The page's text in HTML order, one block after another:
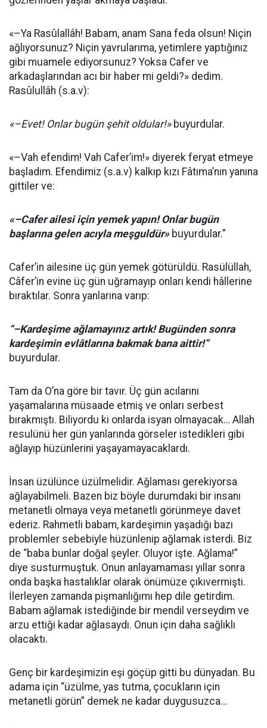
«–Ya Rasûlallâh! Babam, anam Sana feda olsun! Niçin
ağlıyorsunuz? Niçin yavrularıma, yetimlere yaptığınız
gibi muamele ediyorsunuz? Yoksa Cafer ve
arkadaşlarından acı bir haber mi geldi?» dedim.
Rasûlullâh (s.a.v):
«–Evet! Onlar bugün şehit oldular!»buyurdular.
«–Vah efendim! Vah Cafer’im!» diyerek feryat etmeye
başladım. Efendimiz (s.a.v) kalkıp kızı Fâtıma’nın yanına
gittiler ve:
«–Cafer ailesi için yemek yapın! Onlar bugün
başlarına gelen acıyla meşguldür» buyurdular.”
Cafer’in ailesine üç gün yemek götürüldü. Rasülüllah,
Câfer’in evine üç gün uğramayıp onları kendi hâllerine
bıraktılar. Sonra yanlarına varıp:
“–Kardeşime ağlamayınız artık! Bugünden sonra
kardeşimin evlâtlarına bakmak bana aittir!”
buyurdular.
Tam da O’na göre bir tavır. Üç gün acılarını
yaşamalarına müsaade etmiş ve onları serbest
bırakmıştı. Biliyordu ki onlarda isyan olmayacak… Allah
resulünü her gün yanlarında görseler istedikleri gibi
ağlayıp hüzünlerini yaşayamayacaklardı.
İnsan üzülünce üzülmelidir. Ağlaması gerekiyorsa
ağlayabilmeli. Bazen biz böyle durumdaki bir insanı
metanetli olmaya veya metanetli görünmeye davet
ederiz. Rahmetli babam, kardeşimin yaşadığı bazı
problemler sebebiyle hüzünlenip ağlamak isterdi. Biz
de “baba bunlar doğal şeyler. Oluyor işte. Ağlama!”
diye susturmuştuk. Onun anlayamaması yıllar sonra
onda başka hastalıklar olarak önümüze çıkıvermişti.
İlerleyen zamanda pişmanlığımı hep dile getirdim.
Babam ağlamak istediğinde bir mendil verseydim ve
arzu ettiği kadar ağlasaydı. Onun için daha sağlıklı
olacaktı.
Genç bir kardeşimizin eşi göçüp gitti bu dünyadan. Bu
adama için “üzülme, yas tutma, çocukların için
metanetli görün” demek ne kadar duygusuzca…